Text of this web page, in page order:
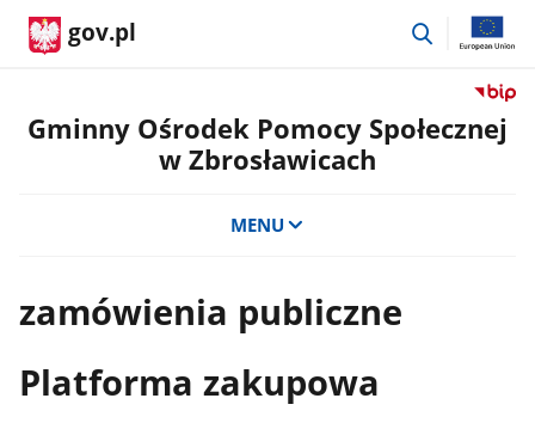
gov.pl
przejdź
Przejdź
do
Gminny Ośrodek Pomocy Społecznej
w Zbrosławicach
MENU
zamówienia publiczne
Platforma zakupowa